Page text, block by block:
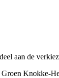
aan de
Knokke-